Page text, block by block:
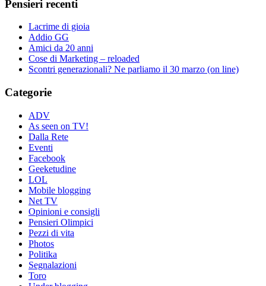
Pensieri recenti
Lacrime di gioia
Addio GG
Amici da 20 anni
Cose di Marketing – reloaded
Scontri generazionali? Ne parliamo il 30 marzo (on line)
Categorie
ADV
As seen on TV!
Dalla Rete
Eventi
Facebook
Geeketudine
LOL
Mobile blogging
Net TV
Opinioni e consigli
Pensieri Olimpici
Pezzi di vita
Photos
Politika
Segnalazioni
Toro